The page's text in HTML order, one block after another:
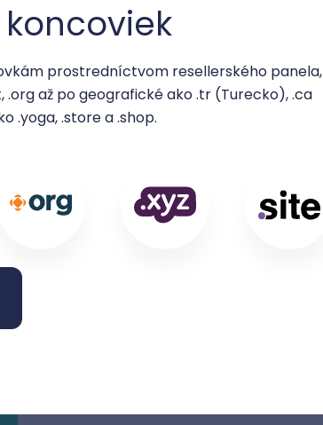
prostredníctvom resellerského panela,
.org až po geografické ako .tr (Turecko), .ca
.yoga, .store a .shop.